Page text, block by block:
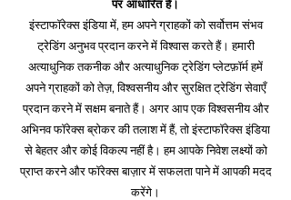
पर आधारित है।
इंस्टाफॉरेक्स इंडिया में, हम अपने ग्राहकों को सर्वोत्तम संभव
ट्रेडिंग अनुभव प्रदान करने में विश्वास करते हैं। हमारी
अत्याधुनिक तकनीक और अत्याधुनिक ट्रेडिंग प्लेटफ़ॉर्म हमें
अपने ग्राहकों को तेज़, विश्वसनीय और सुरक्षित ट्रेडिंग सेवाएँ
प्रदान करने में सक्षम बनाते हैं। अगर आप एक विश्वसनीय और
अभिनव फॉरेक्स ब्रोकर की तलाश में हैं, तो इंस्टाफॉरेक्स इंडिया
से बेहतर और कोई विकल्प नहीं है। हम आपके निवेश लक्ष्यों को
प्राप्त करने और फॉरेक्स बाज़ार में सफलता पाने में आपकी मदद
करेंगे।